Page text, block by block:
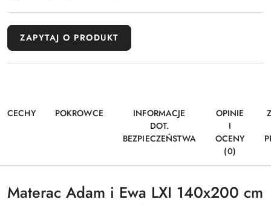
ZAPYTAJ O PRODUKT
CECHY POKROWCE
INFORMACJE
DOT.
BEZPIECZEŃSTWA
OPINIE
I
OCENY
(0)
Materac Adam i Ewa LXI 140x200 cm